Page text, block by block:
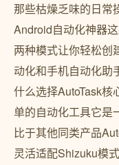
那些枯燥乏味的日常
Android自动化神器
两种模式让你轻松创
动化和手机自动化助
什么选择AutoTask核
单的自动化工具它是
比于其他同类产品
灵活适配Shizuku模